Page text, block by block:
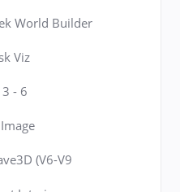
World Builder
Viz
- 6
(V6-V9